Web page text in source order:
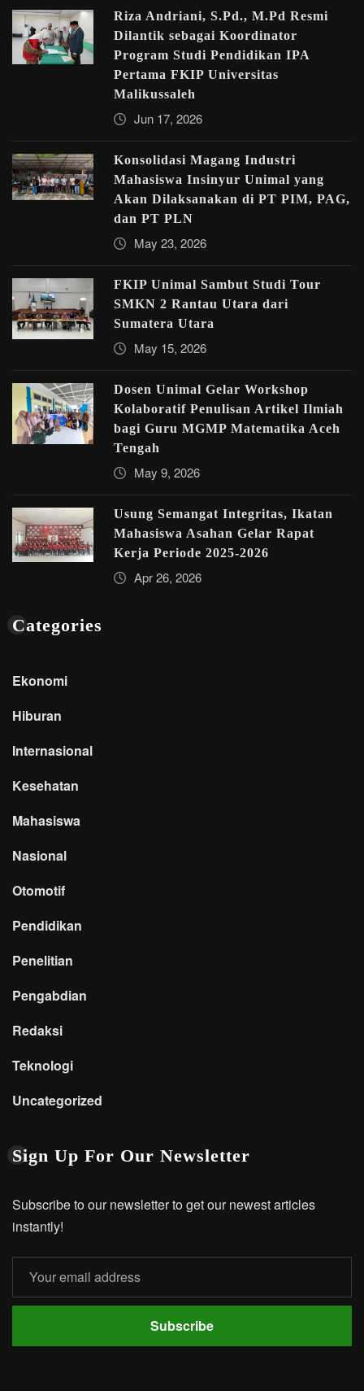
Riza Andriani, S.Pd., M.Pd Resmi
Dilantik sebagai Koordinator
Program Studi Pendidikan IPA
Pertama FKIP Universitas
Malikussaleh
Jun 17, 2026
Konsolidasi Magang Industri
Mahasiswa Insinyur Unimal yang
Akan Dilaksanakan di PT PIM, PAG,
dan PT PLN
May 23, 2026
FKIP Unimal Sambut Studi Tour
SMKN 2 Rantau Utara dari
Sumatera Utara
May 15, 2026
Dosen Unimal Gelar Workshop
Kolaboratif Penulisan Artikel Ilmiah
bagi Guru MGMP Matematika Aceh
Tengah
May 9, 2026
Usung Semangat Integritas, Ikatan
Mahasiswa Asahan Gelar Rapat
Kerja Periode 2025-2026
Apr 26, 2026
Categories
Ekonomi
Hiburan
Internasional
Kesehatan
Mahasiswa
Nasional
Otomotif
Pendidikan
Penelitian
Pengabdian
Redaksi
Teknologi
Uncategorized
Sign Up For Our Newsletter
Subscribe to our newsletter to get our newest articles
instantly!
Subscribe